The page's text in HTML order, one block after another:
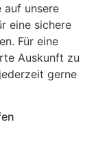
auf unsere
eine sichere
Für eine
Auskunft zu
gerne